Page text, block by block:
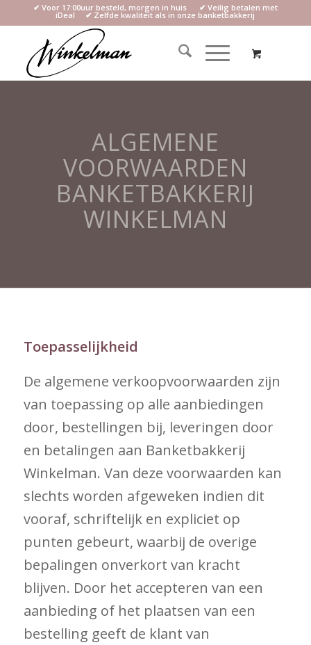
✔ Voor 17:00uur besteld, morgen in huis ✔ Veilig betalen met
iDeal ✔ Zelfde kwaliteit als in onze banketbakkerij
ALGEMENE
VOORWAARDEN
BANKETBAKKERIJ
WINKELMAN
Toepasselijkheid
De algemene verkoopvoorwaarden zijn
van toepassing op alle aanbiedingen
door, bestellingen bij, leveringen door
en betalingen aan Banketbakkerij
Winkelman. Van deze voorwaarden kan
slechts worden afgeweken indien dit
vooraf, schriftelijk en expliciet op
punten gebeurt, waarbij de overige
bepalingen onverkort van kracht
blijven. Door het accepteren van een
aanbieding of het plaatsen van een
bestelling geeft de klant van